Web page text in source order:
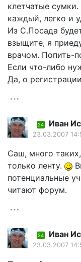
клетчатые
каждый, легко и
Из С.Посада
взыщите, я
врачом. Попить-
Если что-либо
Да, о
24 Иван
23.03.2007
Саш, много
только ленту.
потенциальные
читают форум.
24 Иван
23.03.2007